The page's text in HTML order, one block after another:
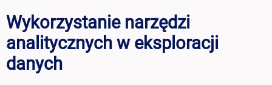
Wykorzystanie narzędzi
analitycznych w eksploracji
danych